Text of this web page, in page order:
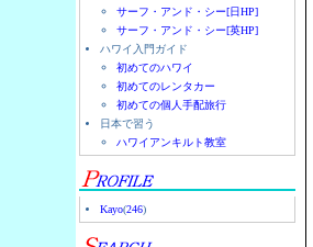
サーフ・アンド・シー[日HP]
サーフ・アンド・シー[英HP]
ハワイ入門ガイド
初めてのハワイ
初めてのレンタカー
初めての個人手配旅行
日本で習う
ハワイアンキルト教室
Kayo(246)